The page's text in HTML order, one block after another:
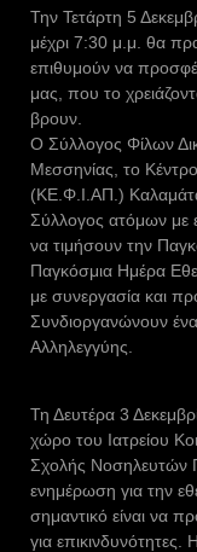
Την Τετάρτη 5
μέχρι 7:30 μ.μ. θα
επιθυμούν να
μας, που το
βρουν.
Ο Σύλλογος Φίλων
Μεσσηνίας, το
(ΚΕ.Φ.Ι.ΑΠ.)
Σύλλογος ατόμων με
να τιμήσουν την
Παγκόσμια Ημέρα
με συνεργασία και
Συνδιοργανώνουν
Αλληλεγγύης.
Τη Δευτέρα 3
χώρο του Ιατρείου
Σχολής Νοσηλευτών
ενημέρωση για την
σημαντικό είναι να
για